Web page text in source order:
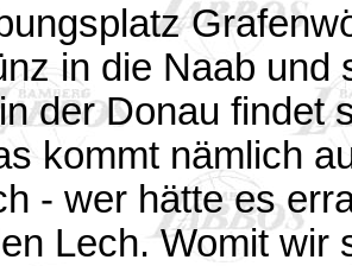
in die Naab
der Donau findet
kommt nämlich
- wer hätte es
Lech. Womit wir